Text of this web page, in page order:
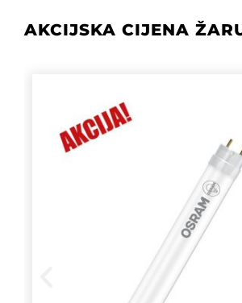
AKCIJSKA CIJENA